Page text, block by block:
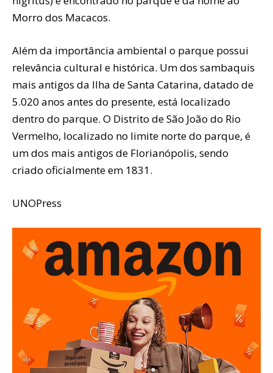
Morro dos Macacos.
Além da importância ambiental o parque possui
relevância cultural e histórica. Um dos sambaquis
mais antigos da Ilha de Santa Catarina, datado de
5.020 anos antes do presente, está localizado
dentro do parque. O Distrito de São João do Rio
Vermelho, localizado no limite norte do parque, é
um dos mais antigos de Florianópolis, sendo
criado oficialmente em 1831.
UNOPress